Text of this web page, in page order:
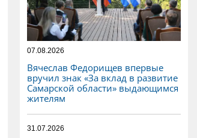
07.08.2026
Вячеслав Федорищев впервые
вручил знак «За вклад в развитие
Самарской области» выдающимся
жителям
31.07.2026